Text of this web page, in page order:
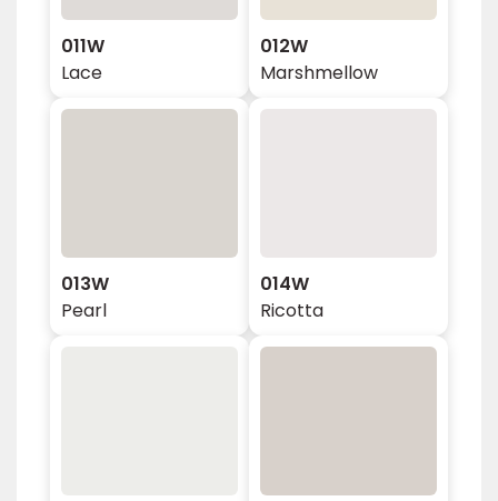
011W
Lace
012W
Marshmellow
013W
Pearl
014W
Ricotta